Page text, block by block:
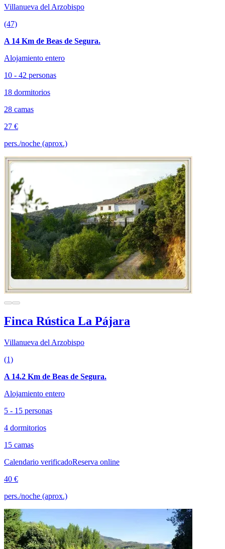
Villanueva del Arzobispo
(47)
A 14 Km de Beas de Segura.
Alojamiento entero
10 - 42 personas
18 dormitorios
28 camas
27 €
pers./noche (aprox.)
Finca Rústica La Pájara
Villanueva del Arzobispo
(1)
A 14.2 Km de Beas de Segura.
Alojamiento entero
5 - 15 personas
4 dormitorios
15 camas
Calendario verificadoReserva online
40 €
pers./noche (aprox.)